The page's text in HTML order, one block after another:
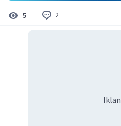
5 2
Iklan